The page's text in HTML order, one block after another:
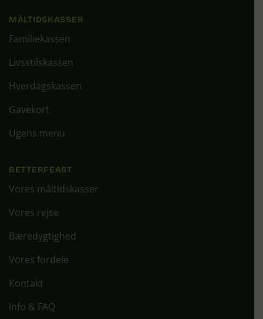
MÅLTIDSKASSER
Familiekassen
Livsstilskassen
Hverdagskassen
Gavekort
Ugens menu
BETTERFEAST
Vores måltidskasser
Vores rejse
Bæredygtighed
Vores fordele
Kontakt
Info & FAQ